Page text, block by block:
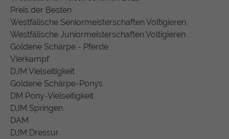
Preis der Besten
Westfälische Seniormeisterschaften Voltigieren
Westfälische Juniormeisterschaften Voltigieren
Goldene Schärpe - Pferde
Vierkampf
DJM Vielseitigkeit
Goldene Schärpe-Ponys
DM Pony-Vielseitigkeit
DJM Springen
DAM
DJM Dressur